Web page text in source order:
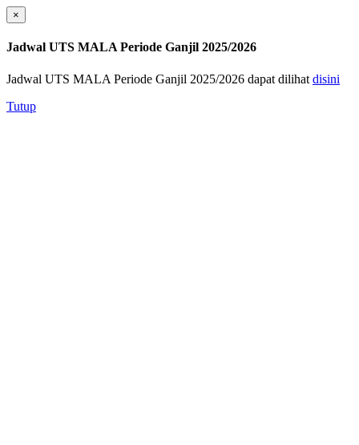
×
Jadwal UTS MALA Periode Ganjil 2025/2026
Jadwal UTS MALA Periode Ganjil 2025/2026 dapat dilihat disini
Tutup